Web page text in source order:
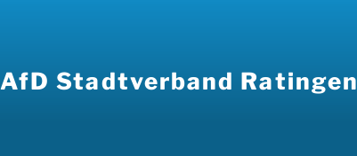
AfD Stadtverband Ratingen